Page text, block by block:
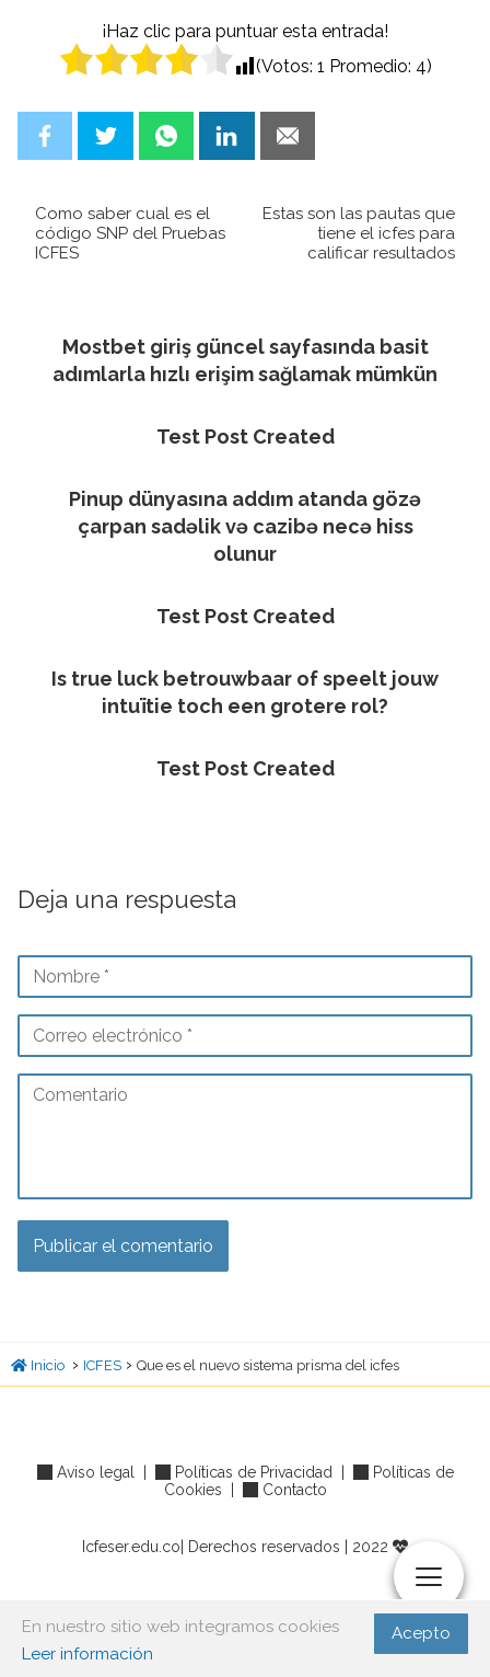
¡Haz clic para puntuar esta entrada!
(Votos: 1 Promedio: 4)
Como saber cual es el
código SNP del Pruebas
ICFES
Estas son las pautas que
tiene el icfes para
calificar resultados
Mostbet giriş güncel sayfasında basit
adımlarla hızlı erişim sağlamak mümkün
Test Post Created
Pinup dünyasına addım atanda gözə
çarpan sadəlik və cazibə necə hiss
olunur
Test Post Created
Is true luck betrouwbaar of speelt jouw
intuïtie toch een grotere rol?
Test Post Created
Deja una respuesta
Inicio › ICFES › Que es el nuevo sistema prisma del icfes
Aviso legal Políticas de Privacidad
Políticas de
Cookies
Contacto
Icfeser.edu.co| Derechos reservados | 2022
Acepto
En nuestro sitio web integramos cookies
Leer información